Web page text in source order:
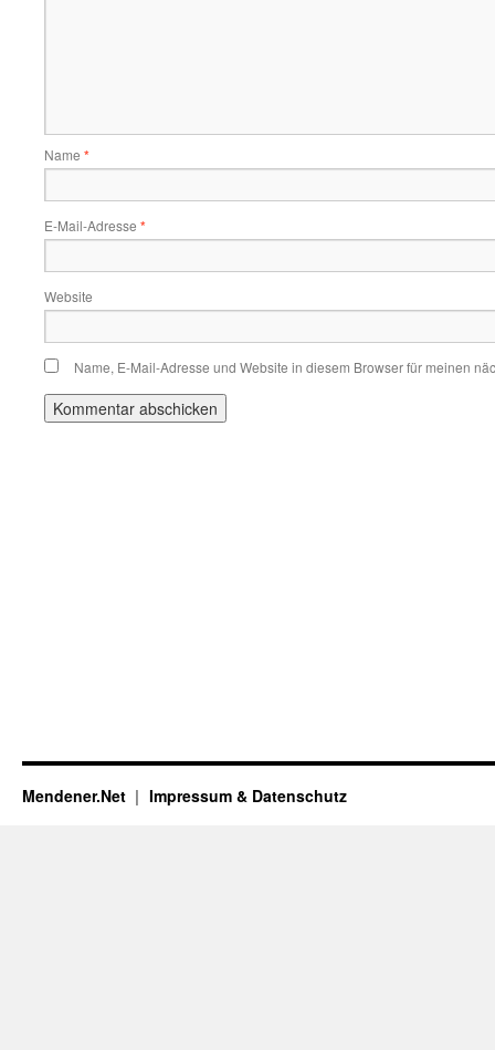
Name *
E-Mail-Adresse *
Website
Name, E-Mail-Adresse und Website in diesem Browser für meinen
Mendener.Net Impressum & Datenschutz